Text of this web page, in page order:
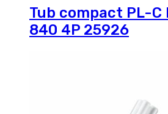
Tub compact PL-C
840 4P 25926